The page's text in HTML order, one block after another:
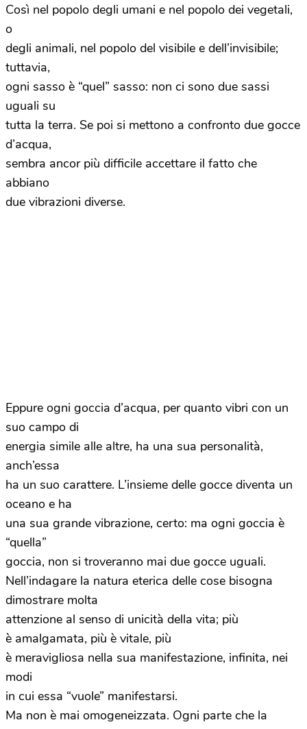
Così nel popolo degli umani e nel popolo dei vegetali,
o
degli animali, nel popolo del visibile e dell’invisibile;
tuttavia,
ogni sasso è “quel” sasso: non ci sono due sassi
uguali su
tutta la terra. Se poi si mettono a confronto due gocce
d’acqua,
sembra ancor più difficile accettare il fatto che
abbiano
due vibrazioni diverse.
Eppure ogni goccia d’acqua, per quanto vibri con un
suo campo di
energia simile alle altre, ha una sua personalità,
anch’essa
ha un suo carattere. L’insieme delle gocce diventa un
oceano e ha
una sua grande vibrazione, certo: ma ogni goccia è
“quella”
goccia, non si troveranno mai due gocce uguali.
Nell’indagare la natura eterica delle cose bisogna
dimostrare molta
attenzione al senso di unicità della vita; più
è amalgamata, più è vitale, più
è meravigliosa nella sua manifestazione, infinita, nei
modi
in cui essa “vuole” manifestarsi.
Ma non è mai omogeneizzata. Ogni parte che la